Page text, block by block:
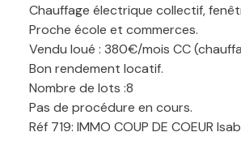
Chauffage électrique collectif,
Proche école et commerces.
Vendu loué : 380€/mois CC
Bon rendement locatif.
Nombre de lots :8
Pas de procédure en cours.
Réf 719: IMMO COUP DE COEUR